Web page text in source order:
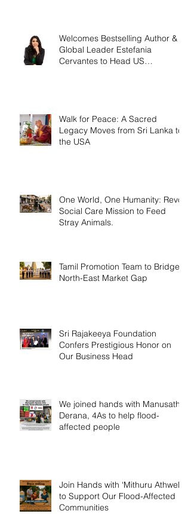
Welcomes Bestselling Author &
Global Leader Estefania
Cervantes to Head US
Walk for Peace: A Sacred
Legacy Moves from Sri Lanka to
the USA
One World, One Humanity: Revo
Social Care Mission to Feed
Stray Animals.
Tamil Promotion Team to Bridge
North-East Market Gap
Sri Rajakeeya Foundation
Confers Prestigious Honor on
Our Business Head
We joined hands with Manusath
Derana, 4As to help flood-
affected people
Join Hands with ‘Mithuru Athwela’
to Support Our Flood-Affected
Communities